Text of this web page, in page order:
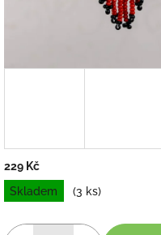
229 Kč
Měrná
cena:
Skladem (3 ks)